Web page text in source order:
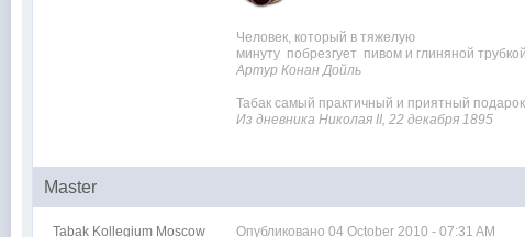
Человек, который в тяжелую
минуту побрезгует пивом и глиняной
Артур Конан Дойль
Табак самый практичный и приятный
Из дневника Николая II, 22 декабря 1895
Master
Tabak Kollegium Moscow Опубликовано04 October 2010 - 07:31 AM